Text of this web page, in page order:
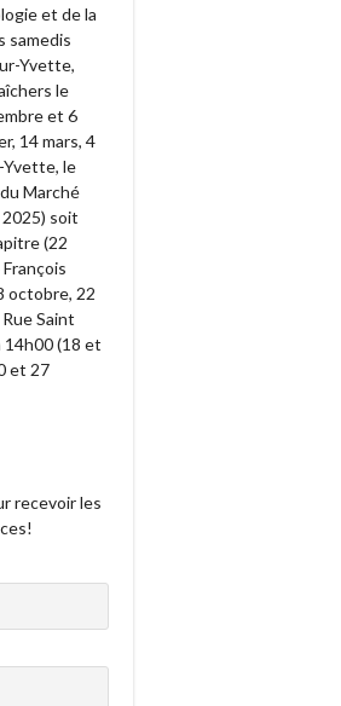
et de la
samedis
Yvette,
le
et 6
14 mars, 4
Yvette, le
Marché
soit
(22
octobre, 22
Saint
14h00 (18 et
et 27
recevoir les